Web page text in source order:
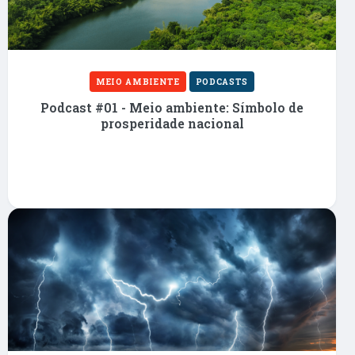
Universidade Federal do Rio de Janeiro
(IE/UFRJ), Tem vasta experiência em ensino e
pesquisa na área de Economia, com ênfase em
Economia do Meio Ambiente.
José Carlos Carvalho
Foi ministro do Meio Ambiente no governo
2003 a 2009. Em 2007 foi eleito membro do
Conselho da Administração da Companhia de
Saneamento de Minas Gerais (COPASA-MG) e
reelegeu-se em 2009. Atuou como o secretário de
Meio Ambiente e Desenvolvimento Sustentável
de Minas Gerais de 2007 a 2010.
Maria Dalce Ricas
MEIO AMBIENTE PODCASTS
Podcast #01 - Meio ambiente: Símbolo de
prosperidade nacional